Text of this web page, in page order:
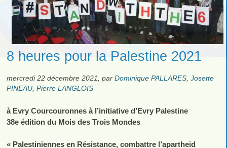
8 heures pour la Palestine 2021
mercredi 22 décembre 2021 par Dominique PALLARES, Josette
PINEAU, Pierre LANGLOIS
à Evry Courcouronnes à l’initiative d’Evry Palestine
38e édition du Mois des Trois Mondes
« Palestiniennes en Résistance, combattre l’apartheid